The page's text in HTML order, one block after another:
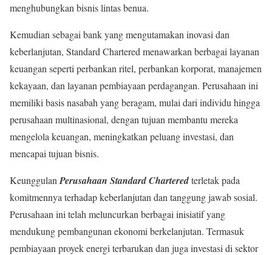
menghubungkan bisnis lintas benua.
Kemudian sebagai bank yang mengutamakan inovasi dan
keberlanjutan, Standard Chartered menawarkan berbagai layanan
keuangan seperti perbankan ritel, perbankan korporat, manajemen
kekayaan, dan layanan pembiayaan perdagangan. Perusahaan ini
memiliki basis nasabah yang beragam, mulai dari individu hingga
perusahaan multinasional, dengan tujuan membantu mereka
mengelola keuangan, meningkatkan peluang investasi, dan
mencapai tujuan bisnis.
Keunggulan Perusahaan Standard Charteredterletak pada
komitmennya terhadap keberlanjutan dan tanggung jawab sosial.
Perusahaan ini telah meluncurkan berbagai inisiatif yang
mendukung pembangunan ekonomi berkelanjutan. Termasuk
pembiayaan proyek energi terbarukan dan juga investasi di sektor